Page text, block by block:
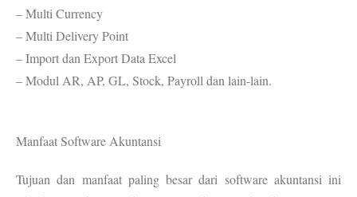
– Multi Currency
– Multi Delivery Point
– Import dan Export Data Excel
– Modul AR, AP, GL, Stock, Payroll dan lain-lain.
Manfaat Software Akuntansi
Tujuan dan manfaat paling besar dari software akuntansi ini